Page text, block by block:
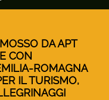
DA APT
CON
ROMAGNA
IL TURISMO,